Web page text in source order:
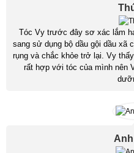
Tóc Vy trước đây sơ xác lắm
sang sử dụng bộ dầu gội dầu xã
rụng và chắc khỏe trở lại. Vy
rất hợp với tóc của mình nên